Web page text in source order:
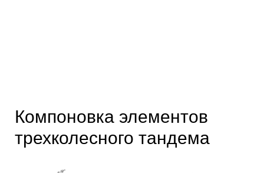
Компоновка элементов
трехколесного тандема